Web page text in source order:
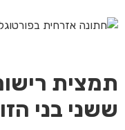
תמצית
ששני בני